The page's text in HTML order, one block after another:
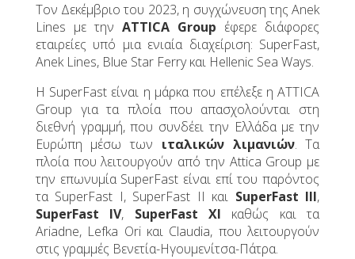
Τον Δεκέμβριο του 2023, η συγχώνευση της Anek
Lines με την ATTICA Group έφερε διάφορες
εταιρείες υπό μια ενιαία διαχείριση: SuperFast,
Anek Lines, Blue Star Ferry και Hellenic Sea Ways.
Η SuperFast είναι η μάρκα που επέλεξε η ATTICA
Group για τα πλοία που απασχολούνται στη
διεθνή γραμμή, που συνδέει την Ελλάδα με την
Ευρώπη μέσω των ιταλικών λιμανιών. Τα
πλοία που λειτουργούν από την Attica Group με
την επωνυμία SuperFast είναι επί του παρόντος
τα SuperFast I, SuperFast II και SuperFast III,
SuperFast IV, SuperFast XI καθώς και τα
Ariadne, Lefka Ori και Claudia, που λειτουργούν
στις γραμμές Βενετία-Ηγουμενίτσα-Πάτρα.